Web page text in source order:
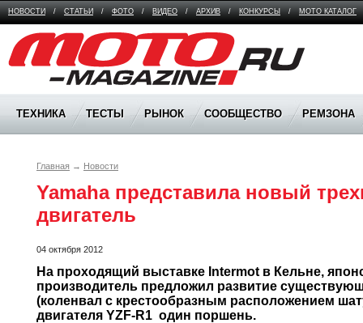
НОВОСТИ / СТАТЬИ / ФОТО / ВИДЕО / АРХИВ / КОНКУРСЫ / МОТО КАТАЛОГ
Moto Magazine
ТЕХНИКА ТЕСТЫ РЫНОК СООБЩЕСТВО РЕМЗОНА
Главная → Новости
Yamaha представила новый
двигатель
04 октября 2012
На проходящий выставке Intermot в Кельне,
производитель предложил развитие
(коленвал с крестообразным расположением
двигателя YZF-R1  один поршень.